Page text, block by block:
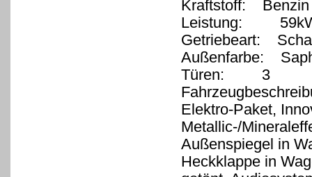
Kraftstoff: Benzin
Leistung:
Getriebeart:
Außenfarbe:
Türen: 3
Elektro-Paket,
Metallic-/
Außenspiegel in
Heckklappe in